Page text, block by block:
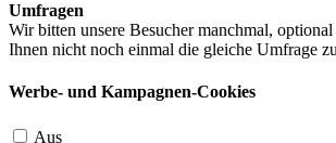
Umfragen
Wir bitten unsere Besucher manchmal,
Ihnen nicht noch einmal die gleiche Umfrage
Werbe- und Kampagnen-Cookies
Aus